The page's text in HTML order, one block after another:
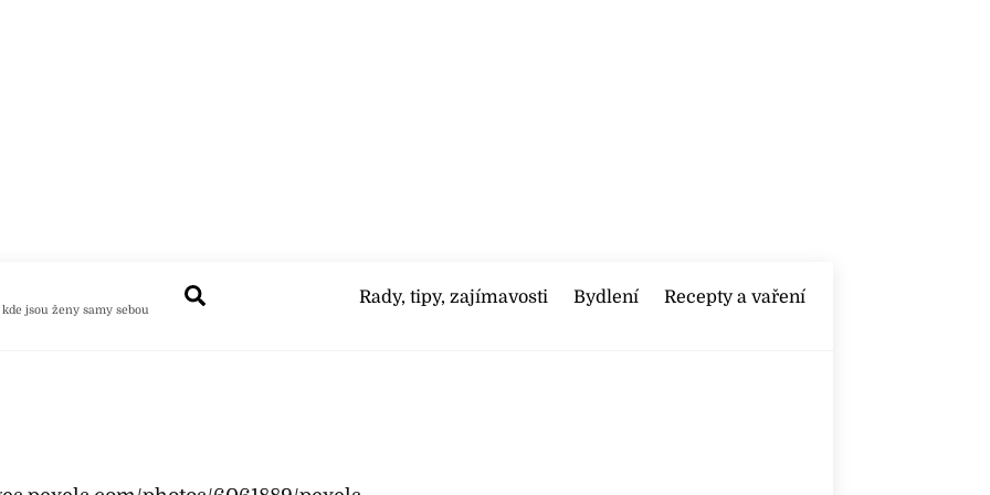
kde jsou ženy samy sebou
Rady, tipy, zajímavosti Bydlení Recepty a vaření